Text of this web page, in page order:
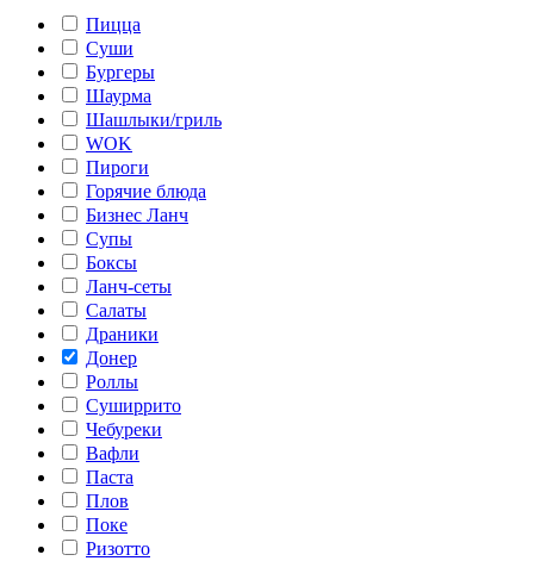
Пицца
Суши
Бургеры
Шаурма
Шашлыки/гриль
WOK
Пироги
Горячие блюда
Бизнес Ланч
Супы
Боксы
Ланч-сеты
Салаты
Драники
Донер
Роллы
Суширрито
Чебуреки
Вафли
Паста
Плов
Поке
Ризотто